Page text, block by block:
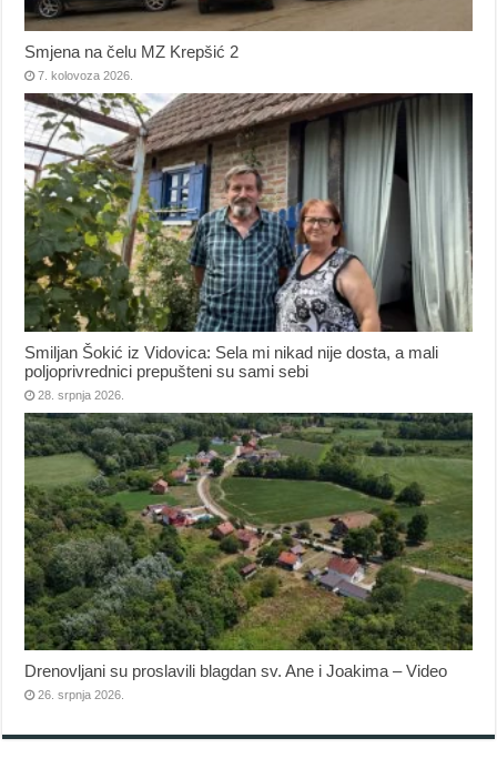
Smjena na čelu MZ Krepšić 2
7. kolovoza 2026.
Smiljan Šokić iz Vidovica: Sela mi nikad nije dosta, a mali
poljoprivrednici prepušteni su sami sebi
28. srpnja 2026.
Drenovljani su proslavili blagdan sv. Ane i Joakima – Video
26. srpnja 2026.